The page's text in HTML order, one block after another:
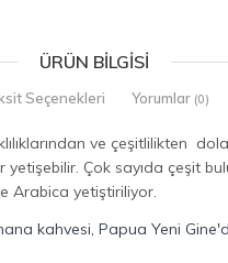
ÜRÜN BILGISI
Seçenekleri Yorumlar (0)
ve çeşitlilikten
Çok sayıda çeşit
Arabica yetiştiriliyor.
kahvesi, Papua Yeni